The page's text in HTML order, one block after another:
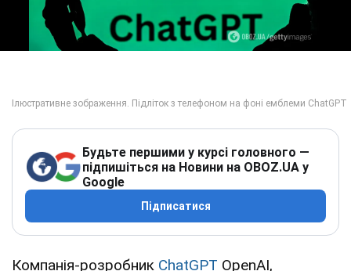
Будьте першими у курсі головного —
підпишіться на Новини на OBOZ.UA у
Google
Підписатися
Компанія-розробник ChatGPT OpenAI,